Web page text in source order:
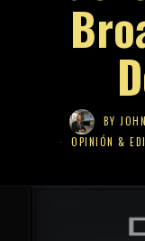
BY
OPINIÓN &